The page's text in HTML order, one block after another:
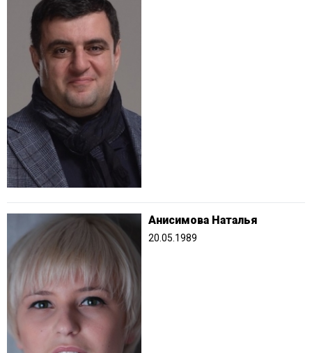
Анисимова Наталья
20.05.1989